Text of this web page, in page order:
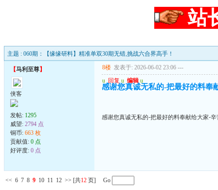
站
主题 : 060期：【缘缘研料】精准单双30期无错,挑战六合界高手！
【马利至尊】
侠客
发帖: 1295
威望: 2794 点
铜币: 663 枚
贡献值: 0 点
好评度: 0 点
8楼 发表于: 2026-06-02 23:06 ---
u 回复 u 编辑 u
感谢您真诚无私的-把最好的料奉
感谢您真诚无私的-把最好的料奉献给大家-辛
<< 6 7 8 9 10 11 12 >> [共12 页] Go